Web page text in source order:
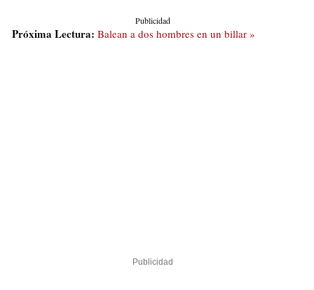
Publicidad
Próxima Lectura: Balean a dos hombres en un billar »
Publicidad